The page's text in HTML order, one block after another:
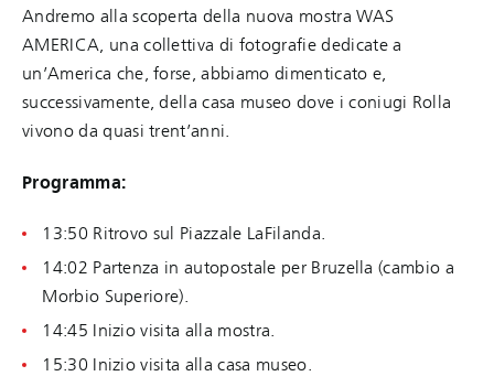
Andremo alla scoperta della nuova mostra WAS
AMERICA, una collettiva di fotografie dedicate a
un’America che, forse, abbiamo dimenticato e,
successivamente, della casa museo dove i coniugi Rolla
vivono da quasi trent’anni.
Programma:
13:50 Ritrovo sul Piazzale LaFilanda.
14:02 Partenza in autopostale per Bruzella (cambio a
Morbio Superiore).
14:45 Inizio visita alla mostra.
15:30 Inizio visita alla casa museo.